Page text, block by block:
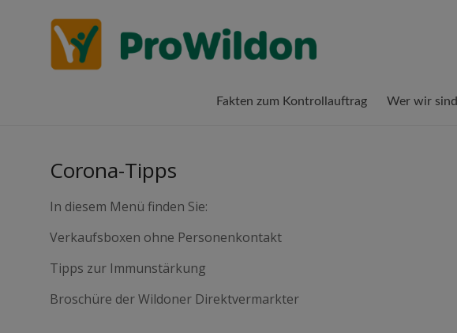
Projekt
Wildon
Lebensqualität
für Wildon
Fakten zum Kontrollauftrag Wer wir sind
Corona-Tipps
In diesem Menü finden Sie:
Verkaufsboxen ohne Personenkontakt
Tipps zur Immunstärkung
Broschüre der Wildoner Direktvermarkter